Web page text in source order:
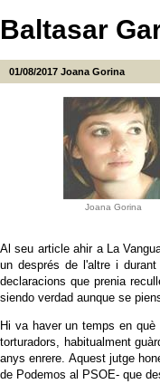
Baltasar
01/08/2017 Joana Gorina
Joana Gorina
Al seu article ahir a La
un després de l'altre i
declaracions que prenia
siendo verdad aunque se
Hi va haver un temps en
torturadors, habitualment
anys enrere. Aquest jutge
de Podemos al PSOE- que